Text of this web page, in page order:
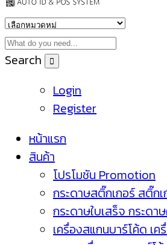
Search
Login
Register
หน้าแรก
สินค้า
โปรโมชัน Promotion
กระดาษสติ๊กเกอร์ สติ๊ก
กระดาษใบเสร็จ กระดา
เครื่องสแกนบาร์โค้ด เค